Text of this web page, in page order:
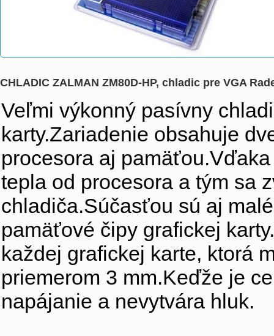
CHLADIC ZALMAN ZM80D-HP, chladic pre VGA
Veľmi výkonný pasívny
karty.Zariadenie obsahuje
procesora aj
tepla od procesora a tým sa
chladiča.Súčasťou sú aj
pamäťové čipy grafickej
každej grafickej karte, ktorá
priemerom 3 mm.Keďže je
napájanie a nevytvára hluk.